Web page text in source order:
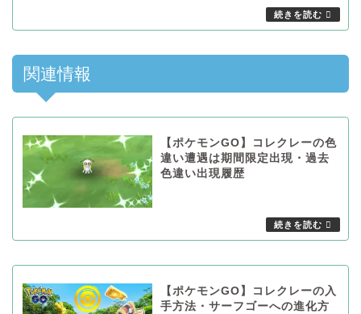
関連情報
【ポケモンGO】コレクレーの色
違い遭遇は期間限定出現・過去
色違い出現履歴
【ポケモンGO】コレクレーの入
手方法・サーフゴーへの進化方